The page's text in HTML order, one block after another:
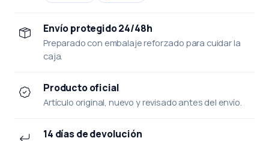
Envío protegido 24/48h
Preparado con embalaje reforzado para cuidar la
caja.
Producto oficial
Artículo original, nuevo y revisado antes del envío.
14 días de devolución